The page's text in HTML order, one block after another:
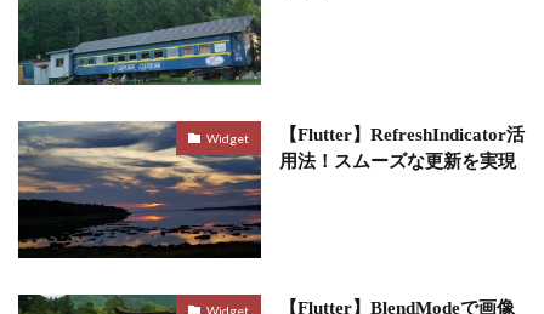
Widget
【Flutter】​RefreshIndicator活
用法！スムーズな更新を実現
Widget
【Flutter】BlendModeで画像